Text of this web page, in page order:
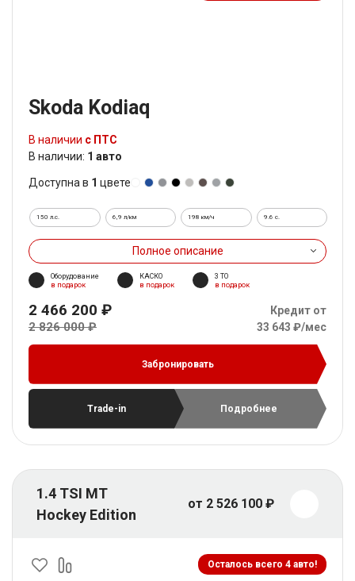
Skoda Kodiaq
В наличии с ПТС
В наличии: 1 авто
Доступна в 1 цвете
150 л.с. 6,9 л/км 198 км/ч 9.6 c.
Полное описание
Оборудование
в подарок
КАСКО
в подарок
3 ТО
в подарок
2 466 200 ₽
2 826 000 ₽
Кредит от
33 643 ₽/мес
Забронировать
Trade-in Подробнее
1.4 TSI MT
Hockey Edition
от 2 526 100 ₽
Осталось всего 4 авто!